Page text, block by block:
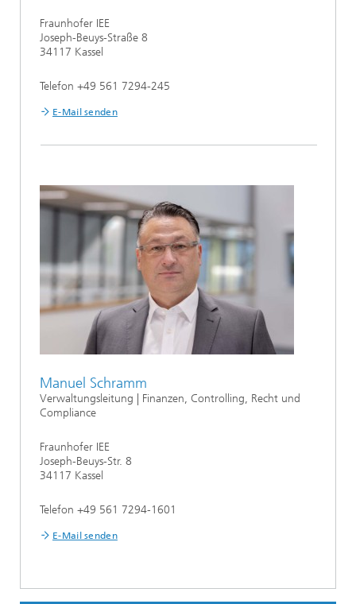
Fraunhofer IEE
Joseph-Beuys-Straße 8
34117 Kassel
Telefon +49 561 7294-245
E-Mail senden
Manuel Schramm
Verwaltungsleitung | Finanzen, Controlling, Recht und
Compliance
Fraunhofer IEE
Joseph-Beuys-Str. 8
34117 Kassel
Telefon +49 561 7294-1601
E-Mail senden